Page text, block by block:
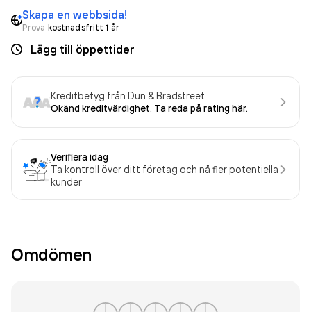
Skapa en webbsida!
Prova kostnadsfritt 1 år
Lägg till öppettider
Kreditbetyg från Dun & Bradstreet
Okänd kreditvärdighet. Ta reda på rating här.
Verifiera idag
Ta kontroll över ditt företag och nå fler potentiella
kunder
Omdömen